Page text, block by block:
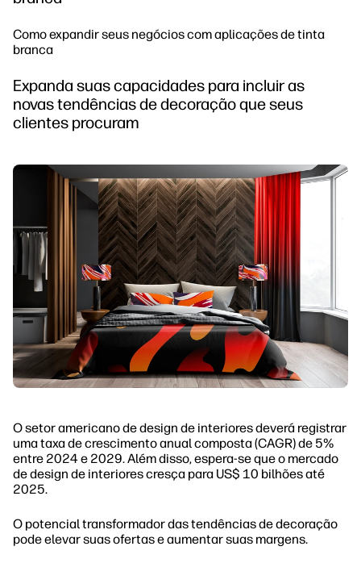
Como expandir seus negócios com aplicações de tinta
branca
Expanda suas capacidades para incluir as
novas tendências de decoração que seus
clientes procuram
O setor americano de design de interiores deverá registrar
uma taxa de crescimento anual composta (CAGR) de 5%
entre 2024 e 2029. Além disso, espera-se que o mercado
de design de interiores cresça para US$ 10 bilhões até
2025.
O potencial transformador das tendências de decoração
pode elevar suas ofertas e aumentar suas margens.